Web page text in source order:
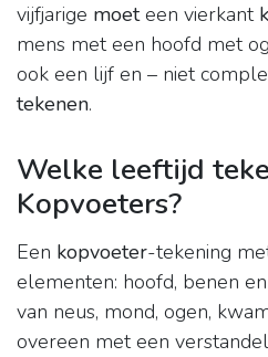
vijfjarige moeteen vierkant
mens met een hoofd met
ook een lijf en – niet
tekenen.
Welke leeftijd
Kopvoeters?
Een kopvoeter-tekening
elementen: hoofd, benen
van neus, mond, ogen,
overeen met een